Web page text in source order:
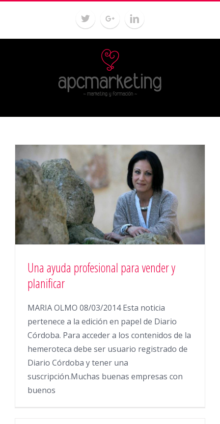
Una ayuda profesional para vender y
planificar
MARIA OLMO 08/03/2014 Esta noticia
pertenece a la edición en papel de Diario
Córdoba. Para acceder a los contenidos de la
hemeroteca debe ser usuario registrado de
Diario Córdoba y tener una
suscripción.Muchas buenas empresas con
buenos